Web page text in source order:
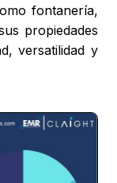
fontanería,
propiedades
versatilidad y